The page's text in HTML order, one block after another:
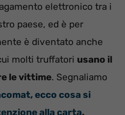
elettronico tra i
paese, ed è per
è diventato anche
molti truffatori usano il
le vittime. Segnaliamo
ecco cosa si
alla carta.